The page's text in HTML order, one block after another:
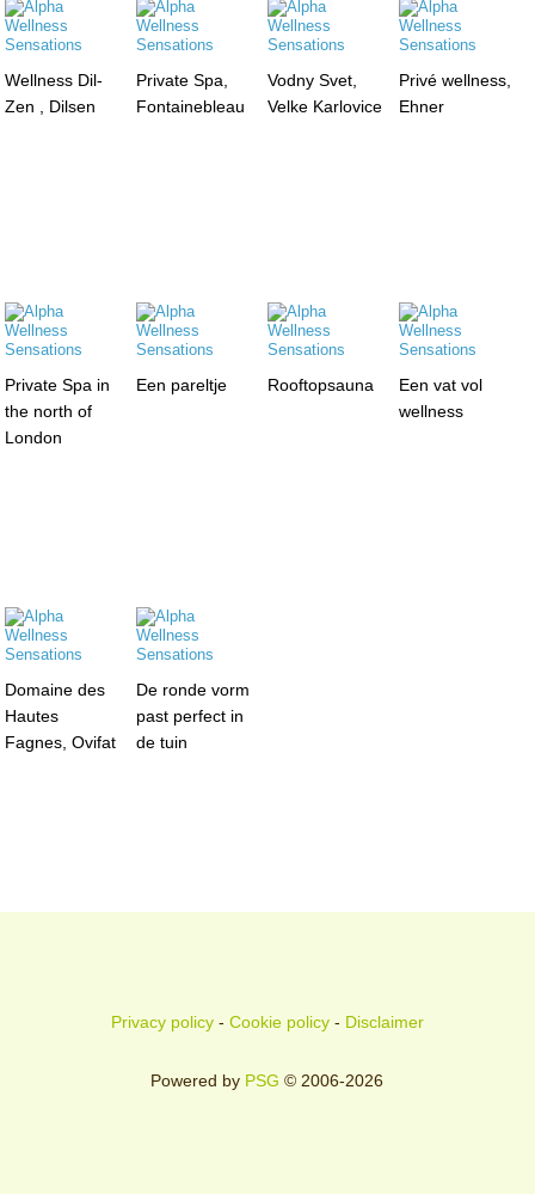
Wellness Dil-
Zen , Dilsen
Private Spa,
Fontainebleau
Vodny Svet,
Velke Karlovice
Privé wellness,
Ehner
Private Spa in
the north of
London
Een pareltje Rooftopsauna
Een vat vol
wellness
Domaine des
Hautes
Fagnes, Ovifat
De ronde vorm
past perfect in
de tuin
Privacy policy- Cookie policy- Disclaimer
Powered by PSG © 2006-2026